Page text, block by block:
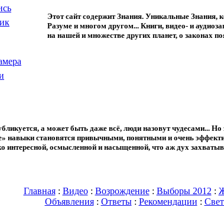
а может быть даже всё, люди назовут чудесами...
навыки становятся привычными, понятными и очень
интересной, осмысленной и насыщенной, что аж дух
Главная: Видео: Возрождение: Выборы 2012 :
Объявления: Ответы: Рекомендации :